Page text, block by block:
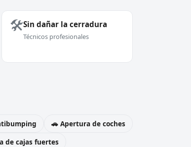
🛠️Sin dañar la cerradura
Técnicos profesionales
🚗 Apertura de coches
de cajas fuertes